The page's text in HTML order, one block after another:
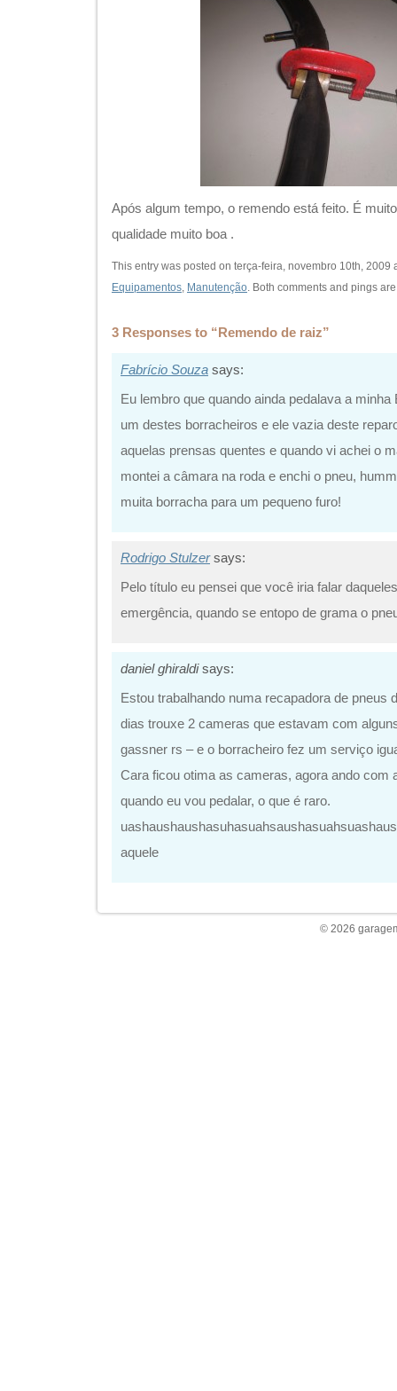
Após algum tempo, o remendo está feito. É
qualidade muito boa .
This entry was posted on terça-feira, novembro 10th, 2009
Equipamentos, Manutenção. Both comments and pings
3 Responses to “Remendo de raiz”
Fabrício Souza says:
Eu lembro que quando ainda pedalava a
um destes borracheiros e ele vazia deste
aquelas prensas quentes e quando vi achei o
montei a câmara na roda e enchi o pneu,
muita borracha para um pequeno furo!
Rodrigo Stulzer says:
Pelo título eu pensei que você iria falar
emergência, quando se entopo de grama o
daniel ghiraldisays:
Estou trabalhando numa recapadora de pneus
dias trouxe 2 cameras que estavam com
gassner rs – e o borracheiro fez um serviço
Cara ficou otima as cameras, agora ando com
quando eu vou pedalar, o que é raro.
aquele
© 2026